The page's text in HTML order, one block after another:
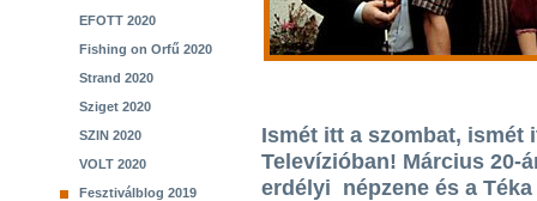
EFOTT 2020
Fishing on Orfű 2020
Strand 2020
Sziget 2020
SZIN 2020
VOLT 2020
Fesztiválblog 2019
Ismét itt a szombat, ismét
Televízióban! Március 20-
erdélyi népzene és a